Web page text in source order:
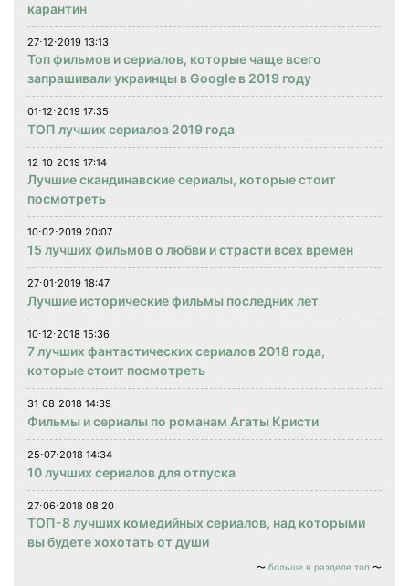
карантин
27⋅12⋅2019 13:13
Топ фильмов и сериалов, которые чаще всего
запрашивали украинцы в Google в 2019 году
01⋅12⋅2019 17:35
ТОП лучших сериалов 2019 года
12⋅10⋅2019 17:14
Лучшие скандинавские сериалы, которые стоит
посмотреть
10⋅02⋅2019 20:07
15 лучших фильмов о любви и страсти всех времен
27⋅01⋅2019 18:47
Лучшие исторические фильмы последних лет
10⋅12⋅2018 15:36
7 лучших фантастических сериалов 2018 года,
которые стоит посмотреть
31⋅08⋅2018 14:39
Фильмы и сериалы по романам Агаты Кристи
25⋅07⋅2018 14:34
10 лучших сериалов для отпуска
27⋅06⋅2018 08:20
ТОП-8 лучших комедийных сериалов, над которыми
вы будете хохотать от души
больше в разделе топ